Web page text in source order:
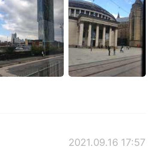
Italiano
Tiếng Việt
2021.09.16 17:57